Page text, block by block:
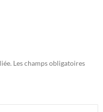
Les champs obligatoires